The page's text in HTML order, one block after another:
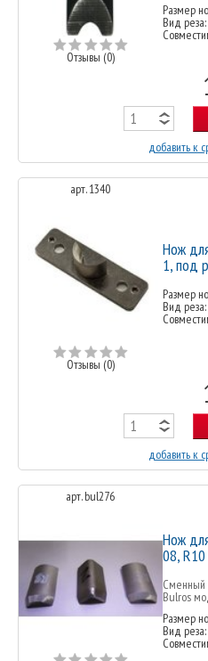
Отзывы (0)
Размер
Вид
добавить к
арт. 1340
Отзывы (0)
Нож
1, под
Размер
Вид
добавить к
арт. bul276
Нож
08,
Сменный
Bulros
Размер
Вид